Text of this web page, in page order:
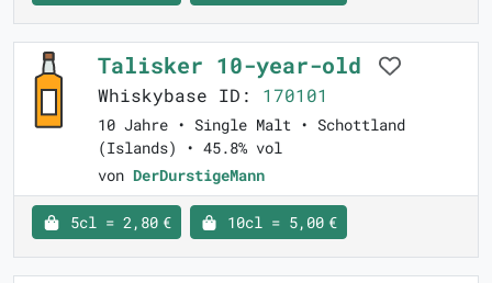
Talisker 10-year-old
Whiskybase ID: 170101
10 Jahre • Single Malt • Schottland
(Islands) • 45.8% vol
von DerDurstigeMann
5cl = 2,80 € 10cl = 5,00 €